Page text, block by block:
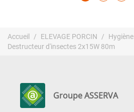
Accueil ELEVAGE PORCIN Hygiène
Destructeur d'insectes 2x15W 80m
Groupe ASSERVA